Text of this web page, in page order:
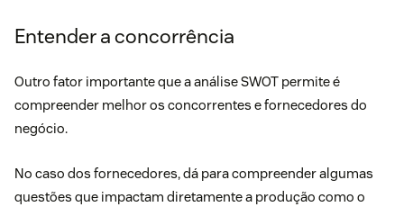
Entender a concorrência
Outro fator importante que a análise SWOT permite é
compreender melhor os concorrentes e fornecedores do
negócio.
No caso dos fornecedores, dá para compreender algumas
questões que impactam diretamente a produção como o